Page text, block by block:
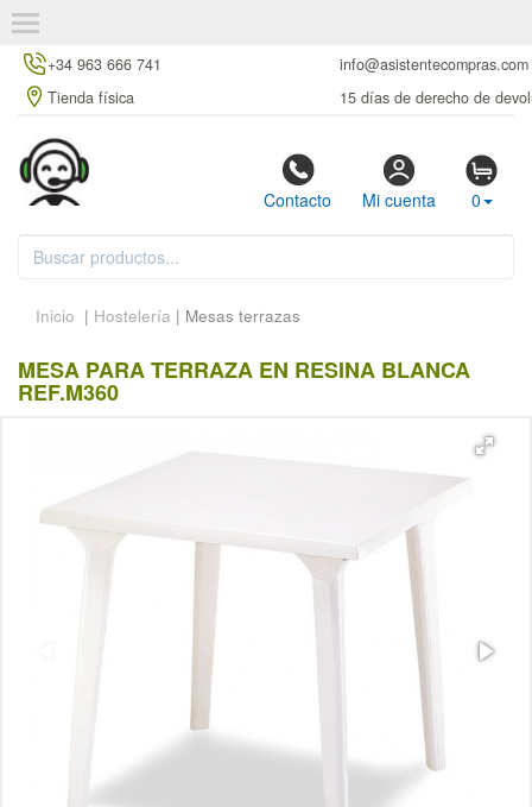
+34 963 666 741
info@asistentecompras.com
Tienda física
15 días de derecho de
Contacto Mi cuenta 0
Inicio | Hostelería | Mesas terrazas
MESA PARA TERRAZA EN RESINA BLANCA
REF.M360